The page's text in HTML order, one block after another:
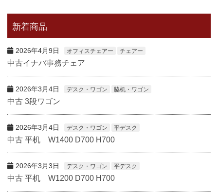
新着商品
2026年4月9日 オフィスチェアー チェアー
中古イナバ事務チェア
2026年3月4日 デスク・ワゴン 脇机・ワゴン
中古 3段ワゴン
2026年3月4日 デスク・ワゴン 平デスク
中古 平机 W1400 D700 H700
2026年3月3日 デスク・ワゴン 平デスク
中古 平机 W1200 D700 H700